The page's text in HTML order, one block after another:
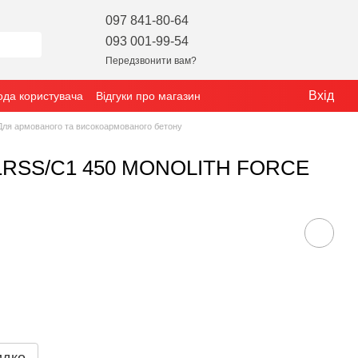
097 841-80-64
093 001-99-54
Передзвонити вам?
користувача Відгуки про магазин Вхід
армованого та високоармованого бетону
C1 450 MONOLITH FORCE